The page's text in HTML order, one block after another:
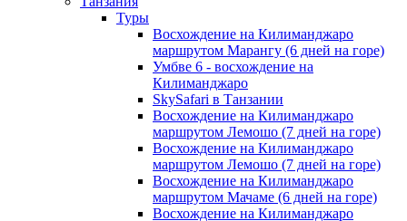
Туры
Восхождение на Килиманджаро
маршрутом Марангу (6 дней на горе)
Умбве 6 - восхождение на
Килиманджаро
SkySafari в Танзании
Восхождение на Килиманджаро
маршрутом Лемошо (7 дней на горе)
Восхождение на Килиманджаро
маршрутом Лемошо (7 дней на горе)
Восхождение на Килиманджаро
маршрутом Мачаме (6 дней на горе)
Восхождение на Килиманджаро